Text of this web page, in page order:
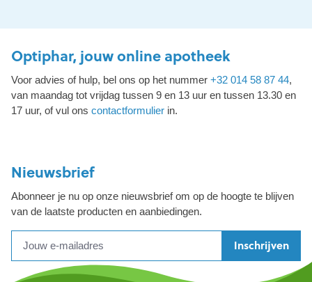
Optiphar, jouw online apotheek
Voor advies of hulp, bel ons op het nummer +32 014 58 87 44,
van maandag tot vrijdag tussen 9 en 13 uur en tussen 13.30 en
17 uur, of vul ons contactformulier in.
Nieuwsbrief
Abonneer je nu op onze nieuwsbrief om op de hoogte te blijven
van de laatste producten en aanbiedingen.
Inschrijven